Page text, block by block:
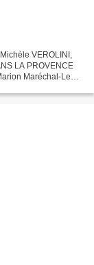
VEROLINI,
LA PROVENCE
Maréchal-Le